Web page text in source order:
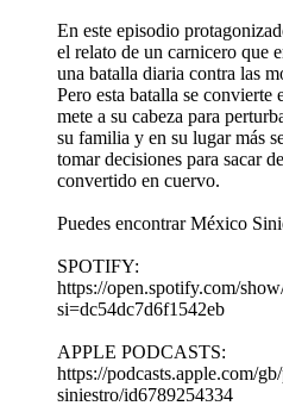
En este episodio
el relato de un carnicero que
una batalla diaria contra las
Pero esta batalla se convierte
mete a su cabeza para
su familia y en su lugar más
tomar decisiones para sacar
convertido en cuervo.
Puedes encontrar México
SPOTIFY:
https://open.spotify.com/
si=dc54dc7d6f1542eb
APPLE PODCASTS:
https://podcasts.apple.com/
siniestro/id6789254334